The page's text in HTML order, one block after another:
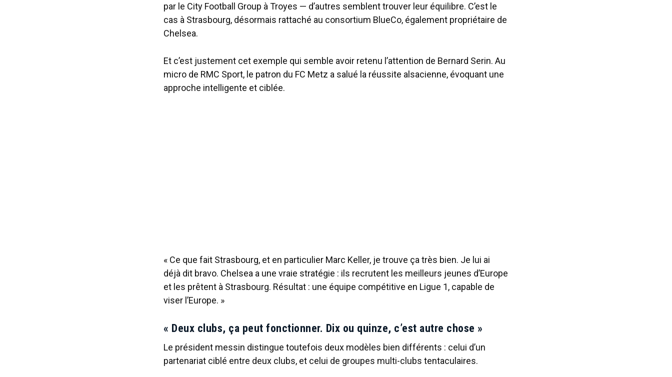
par le City Football Group à Troyes — d’autres semblent trouver leur équilibre. C’est le
cas à Strasbourg, désormais rattaché au consortium BlueCo, également propriétaire de
Chelsea.
Et c’est justement cet exemple qui semble avoir retenu l’attention de Bernard Serin. Au
micro de RMC Sport, le patron du FC Metz a salué la réussite alsacienne, évoquant une
approche intelligente et ciblée.
« Ce que fait Strasbourg, et en particulier Marc Keller, je trouve ça très bien. Je lui ai
déjà dit bravo. Chelsea a une vraie stratégie : ils recrutent les meilleurs jeunes d’Europe
et les prêtent à Strasbourg. Résultat : une équipe compétitive en Ligue 1, capable de
viser l’Europe. »
« Deux clubs, ça peut fonctionner. Dix ou quinze, c’est autre chose »
Le président messin distingue toutefois deux modèles bien différents : celui d’un
partenariat ciblé entre deux clubs, et celui de groupes multi-clubs tentaculaires.